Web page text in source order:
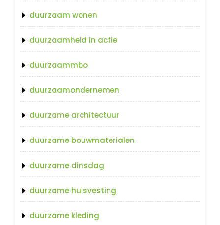
duurzaam wonen
duurzaamheid in actie
duurzaammbo
duurzaamondernemen
duurzame architectuur
duurzame bouwmaterialen
duurzame dinsdag
duurzame huisvesting
duurzame kleding